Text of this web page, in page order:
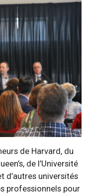
de Harvard, du
de l’Université
d’autres universités
professionnels pour